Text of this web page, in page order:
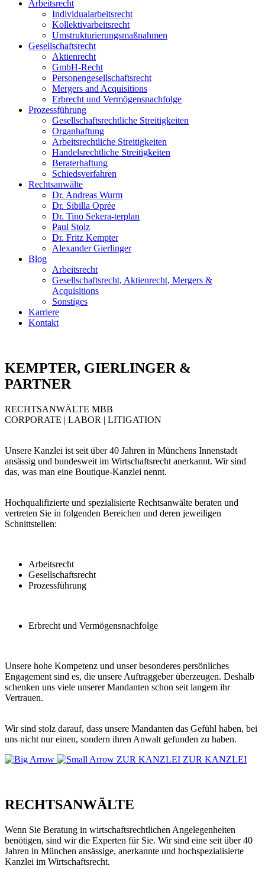
Arbeitsrecht
Individualarbeitsrecht
Kollektivarbeitsrecht
Umstrukturierungsmaßnahmen
Gesellschaftsrecht
Aktienrecht
GmbH-Recht
Personengesellschaftsrecht
Mergers and Acquisitions
Erbrecht und Vermögensnachfolge
Prozessführung
Gesellschaftsrechtliche Streitigkeiten
Organhaftung
Arbeitsrechtliche Streitigkeiten
Handelsrechtliche Streitigkeiten
Beraterhaftung
Schiedsverfahren
Rechtsanwälte
Dr. Andreas Wurm
Dr. Sibilla Oprée
Dr. Tino Sekera-terplan
Paul Stolz
Dr. Fritz Kempter
Alexander Gierlinger
Blog
Arbeitsrecht
Gesellschaftsrecht, Aktienrecht, Mergers &
Acquisitions
Sonstiges
Karriere
Kontakt
KEMPTER, GIERLINGER &
PARTNER
RECHTSANWÄLTE MBB
CORPORATE | LABOR | LITIGATION
Unsere Kanzlei ist seit über 40 Jahren in Münchens Innenstadt
ansässig und bundesweit im Wirtschaftsrecht anerkannt. Wir sind
das, was man eine Boutique-Kanzlei nennt.
Hochqualifizierte und spezialisierte Rechtsanwälte beraten und
vertreten Sie in folgenden Bereichen und deren jeweiligen
Schnittstellen:
Arbeitsrecht
Gesellschaftsrecht
Prozessführung
Erbrecht und Vermögensnachfolge
Unsere hohe Kompetenz und unser besonderes persönliches
Engagement sind es, die unsere Auftraggeber überzeugen. Deshalb
schenken uns viele unserer Mandanten schon seit langem ihr
Vertrauen.
Wir sind stolz darauf, dass unsere Mandanten das Gefühl haben, bei
uns nicht nur einen, sondern ihren Anwalt gefunden zu haben.
ZUR KANZLEI ZUR KANZLEI
RECHTSANWÄLTE
Wenn Sie Beratung in wirtschaftsrechtlichen Angelegenheiten
benötigen, sind wir die Experten für Sie. Wir sind eine seit über 40
Jahren in München ansässige, anerkannte und hochspezialisierte
Kanzlei im Wirtschaftsrecht.